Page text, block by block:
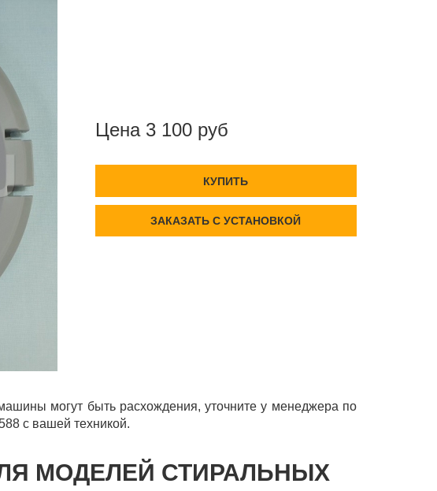
Цена 3 100 руб
КУПИТЬ
ЗАКАЗАТЬ С УСТАНОВКОЙ
могут быть расхождения, уточните у менеджера по
с вашей техникой.
МОДЕЛЕЙ СТИРАЛЬНЫХ